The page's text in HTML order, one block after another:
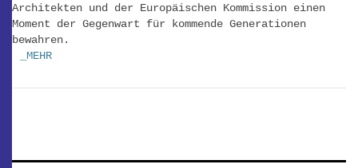
Architekten und der Europäischen Kommission einen
Moment der Gegenwart für kommende Generationen
bewahren.
_MEHR